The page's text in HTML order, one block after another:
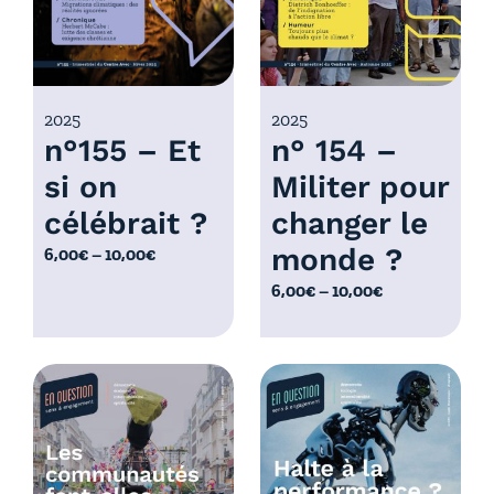
0
0
à
1
0
,
0
0
:
6
,
0
0
à
1
,
0
n°155 – Et
si on
célébrait ?
2025
6,00€–10,00€
P
g
e
d
e
p
r
n° 154 –
Militer pour
changer le
monde ?
2025
6,00€–10,00€
P
a
g
e
d
p